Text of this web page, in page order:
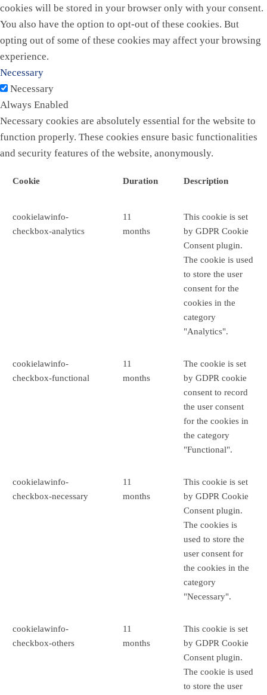
cookies will be stored in your browser only with your consent.
You also have the option to opt-out of these cookies. But
opting out of some of these cookies may affect your browsing
experience.
Necessary
Necessary
Always Enabled
Necessary cookies are absolutely essential for the website to
function properly. These cookies ensure basic functionalities
and security features of the website, anonymously.
Cookie Duration Description
cookielawinfo-
checkbox-analytics
11
months
This cookie is set
by GDPR Cookie
Consent plugin.
The cookie is used
to store the user
consent for the
cookies in the
category
"Analytics".
cookielawinfo-
checkbox-functional
11
months
The cookie is set
by GDPR cookie
consent to record
the user consent
for the cookies in
the category
"Functional".
cookielawinfo-
checkbox-necessary
11
months
This cookie is set
by GDPR Cookie
Consent plugin.
The cookies is
used to store the
user consent for
the cookies in the
category
"Necessary".
cookielawinfo-
checkbox-others
11
months
This cookie is set
by GDPR Cookie
Consent plugin.
The cookie is used
to store the user